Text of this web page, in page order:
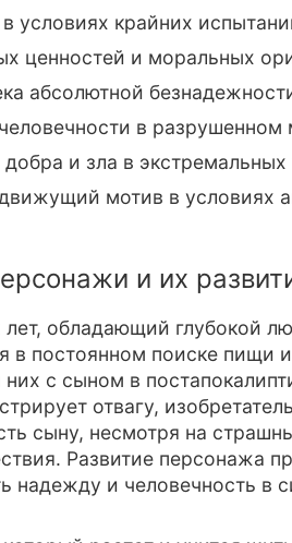
условиях крайних
ценностей и моральных
абсолютной
в разрушенном
и зла в экстремальных
мотив в условиях
и их
обладающий глубокой
в постоянном поиске пищи и
с сыном в
отвагу,
сыну, несмотря на
Развитие персонажа
надежду и человечность в